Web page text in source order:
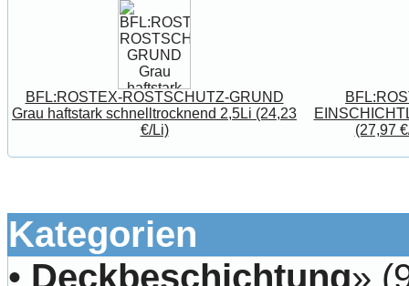
BFL:ROSTEX-ROSTSCHUTZ-GRUND
Grau haftstark schnelltrocknend 2,5Li (24,23
€/Li)
(27,97
Kategorien
• Deckbeschichtung»